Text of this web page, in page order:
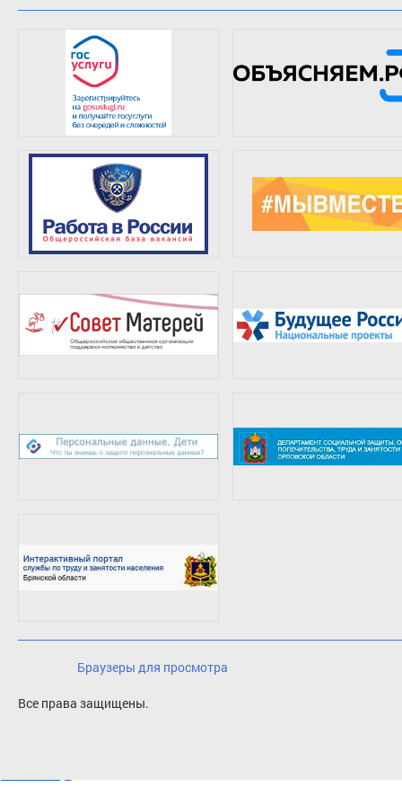
Браузеры для просмотра
Все права защищены.